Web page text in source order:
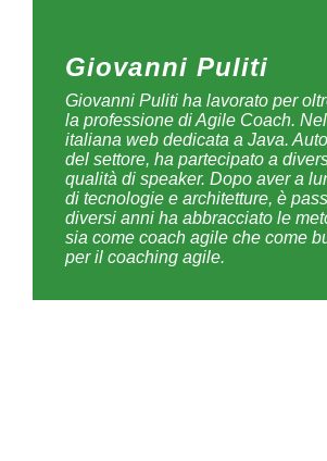
Giovanni Puliti
Giovanni Puliti ha lavorato per
la professione di Agile Coach.
italiana web dedicata a Java.
del settore, ha partecipato a
qualità di speaker. Dopo aver a
di tecnologie e architetture, è
diversi anni ha abbracciato le
sia come coach agile che come
per il coaching agile.